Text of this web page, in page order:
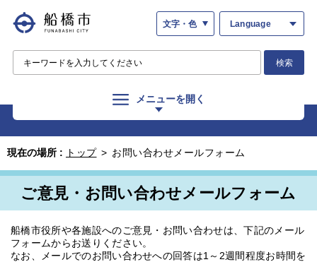
文字・色 Language
検索
メニューを開く
現在の場所 : トップ > お問い合わせメールフォーム
ご意見・お問い合わせメールフォーム
船橋市役所や各施設へのご意見・お問い合わせは、下記のメール
フォームからお送りください。
なお、メールでのお問い合わせへの回答は1～2週間程度お時間を